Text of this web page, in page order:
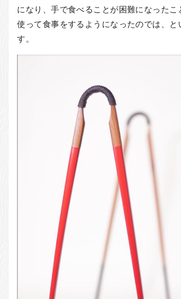
お問い合わせ
お知らせ
になり、手で食べることが困難になったこ
使って食事をするようになったのでは、と
す。